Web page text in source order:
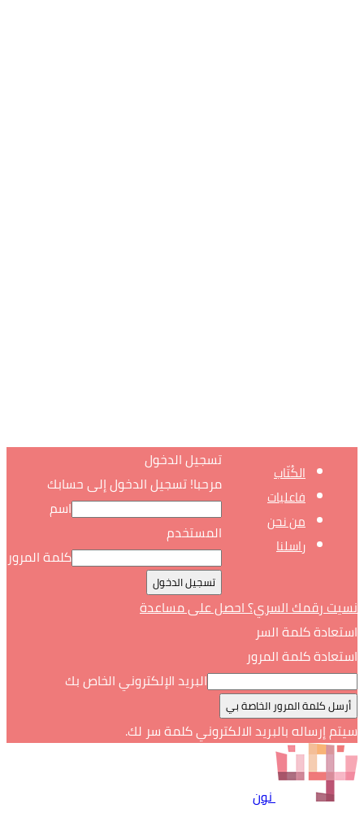
الكُتّاب
فاعليات
من نحن
راسلنا
تسجيل الدخول
مرحبا! تسجيل الدخول إلى حسابك
اسم
المستخدم
كلمة المرور
نسيت رقمك السري؟ احصل على مساعدة
استعادة كلمة السر
استعادة كلمة المرور
البريد الإلكتروني الخاص بك
سيتم إرساله بالبريد الالكتروني كلمة سر لك.
نون